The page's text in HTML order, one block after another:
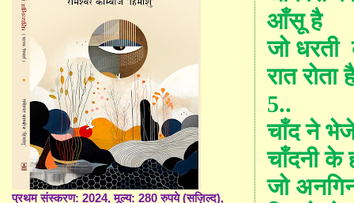
आँसू है
जो धरती
रात रोता
5..
चाँद ने
चाँदनी के
जो
प्रथम संस्करण: 2024, मूल्य: 280 रुपये (सज़िल्द),